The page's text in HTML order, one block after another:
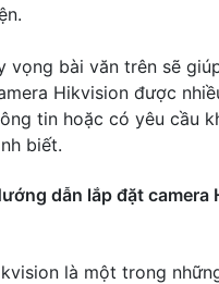
vọng bài văn trên sẽ
Hikvision được
tin hoặc có yêu cầu
biết.
dẫn lắp đặt camera
là một trong